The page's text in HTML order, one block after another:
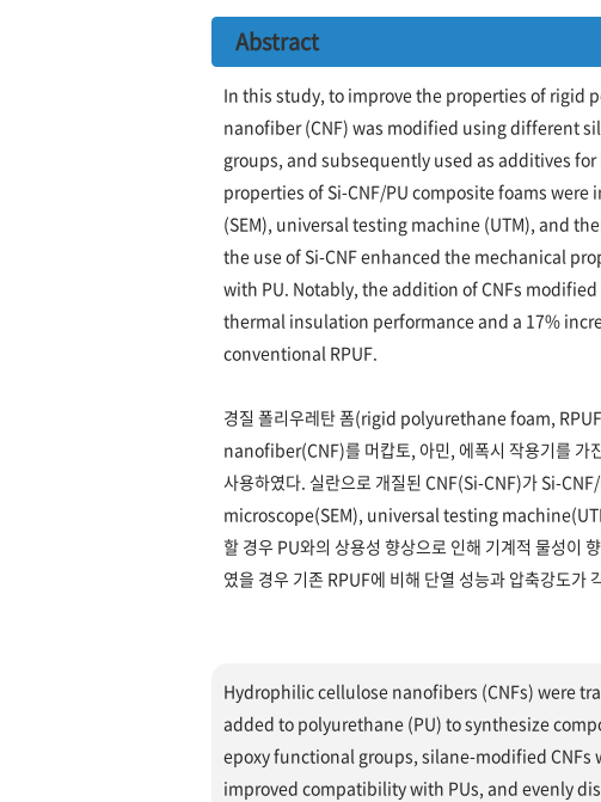
Abstract
In this study, to improve the properties of rigid
nanofiber (CNF) was modified using different
groups, and subsequently used as additives for
properties of Si-CNF/PU composite foams
(SEM), universal testing machine (UTM), and
the use of Si-CNF enhanced the mechanical
with PU. Notably, the addition of CNFs
thermal insulation performance and a 17%
conventional RPUF.
경질 폴리우레탄 폼(rigid polyurethane foam,
nanofiber(CNF)를 머캅토, 아민, 에폭시 작용기를 가
사용하였다. 실란으로 개질된 CNF(Si-CNF)가 Si-
microscope(SEM), universal testing
할 경우 PU와의 상용성 향상으로 인해 기계적 물성이
였을 경우 기존 RPUF에 비해 단열 성능과 압축강도가
Hydrophilic cellulose nanofibers (CNFs) were
added to polyurethane (PU) to synthesize
epoxy functional groups, silane-modified
improved compatibility with PUs, and evenly